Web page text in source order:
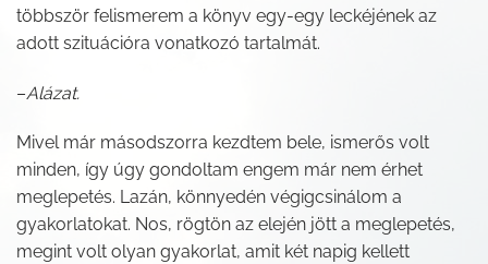
többször felismerem a könyv egy-egy leckéjének az
adott szituációra vonatkozó tartalmát.
–Alázat.
Mivel már másodszorra kezdtem bele, ismerős volt
minden, így úgy gondoltam engem már nem érhet
meglepetés. Lazán, könnyedén végigcsinálom a
gyakorlatokat. Nos, rögtön az elején jött a meglepetés,
megint volt olyan gyakorlat, amit két napig kellett